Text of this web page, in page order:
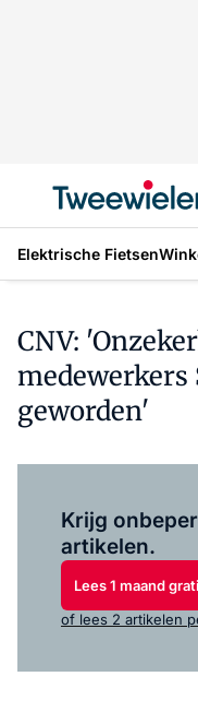
Elektrische Fietsen
CNV:
medewerkers
geworden'
Krijg
artikelen.
Lees 1 maand
of lees 2 artikelen